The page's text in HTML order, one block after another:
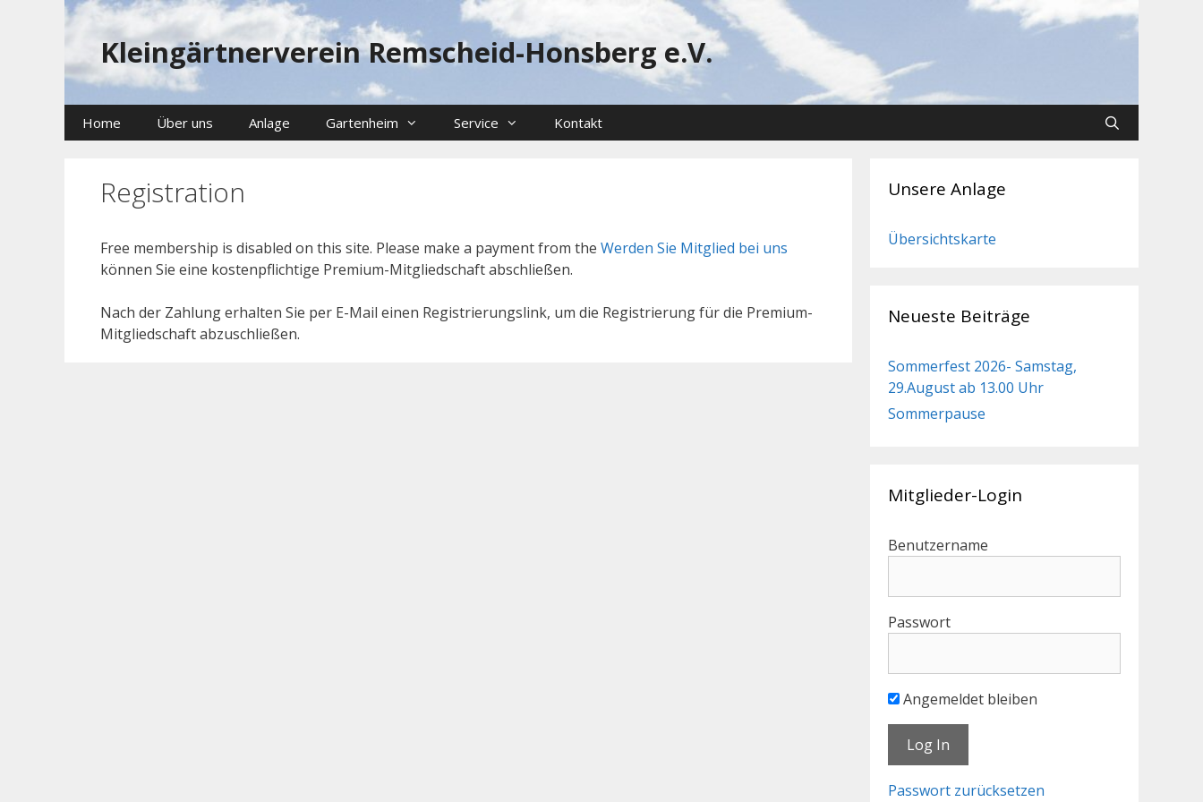
Kleingärtnerverein Remscheid-Honsberg e.V.
Home Über uns Anlage Gartenheim Service Kontakt
Registration
Free membership is disabled on this site. Please make a payment from the Werden Sie Mitglied bei uns
können Sie eine kostenpflichtige Premium-Mitgliedschaft abschließen.
Nach der Zahlung erhalten Sie per E-Mail einen Registrierungslink, um die Registrierung für die Premium-
Mitgliedschaft abzuschließen.
Unsere Anlage
Übersichtskarte
Neueste Beiträge
Sommerfest 2026- Samstag,
29.August ab 13.00 Uhr
Sommerpause
Mitglieder-Login
Benutzername
Passwort
Angemeldet bleiben
Passwort zurücksetzen